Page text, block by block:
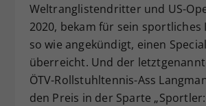
Weltranglistendritter und US-
2020, bekam für sein sportliches
so wie angekündigt, einen
überreicht. Und der
ÖTV-Rollstuhltennis-Ass
den Preis in der Sparte